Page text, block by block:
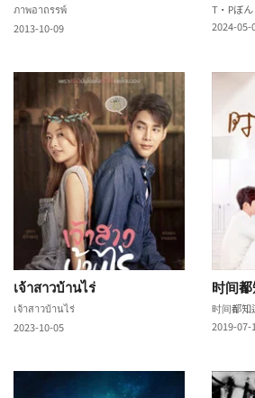
ภาพอาถรรพ์
2013-10-09
T・Pぼん
2024-05-
เจ้าสาวบ้านไร่
เจ้าสาวบ้านไร่
2023-10-05
时间
时间都知
2019-07-